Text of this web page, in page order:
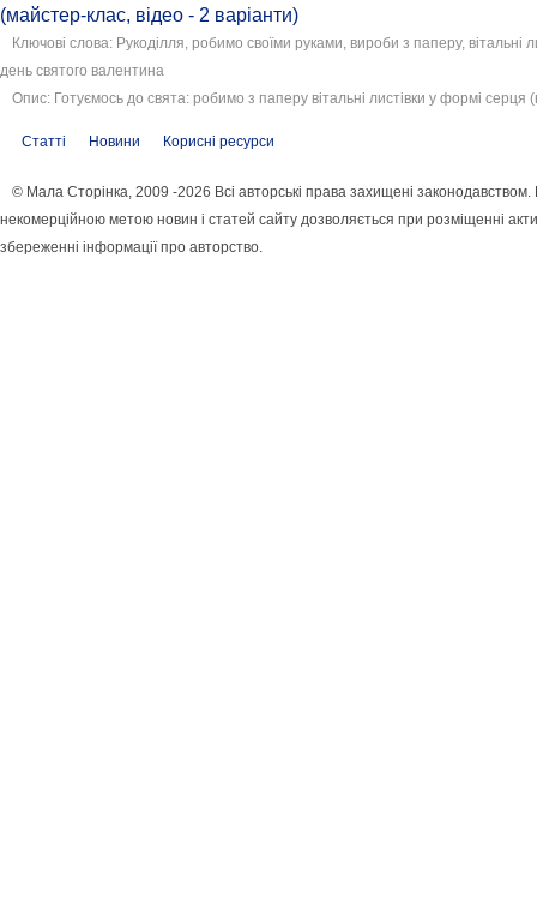
(майстер-клас, відео - 2 варіанти)
Ключові слова: Рукоділля, робимо своїми руками, вироби з паперу, вітальні
день святого валентина
Опис: Готуємось до свята: робимо з паперу вітальні листівки у формі серця
Статті Новини Корисні ресурси
© Мала Сторінка, 2009 -2026 Всі авторські права захищені
некомерційною метою новин і статей сайту дозволяється при розміщенні
збереженні інформації про авторство.